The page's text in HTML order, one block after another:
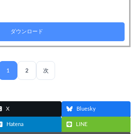
ダウンロード
1 2 次
X Bluesky
Hatena LINE